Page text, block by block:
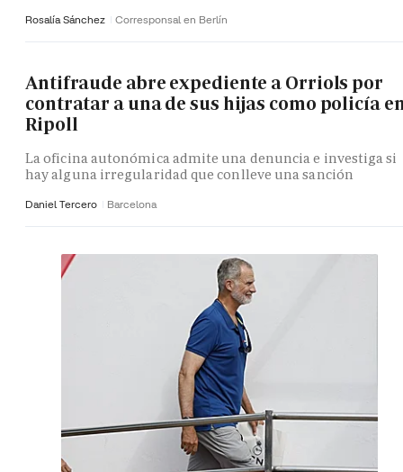
Rosalía Sánchez Corresponsal en Berlín
Antifraude abre expediente a Orriols por
contratar a una de sus hijas como policía
Ripoll
La oficina autonómica admite una denuncia e investiga si
hay alguna irregularidad que conlleve una sanción
Daniel Tercero Barcelona